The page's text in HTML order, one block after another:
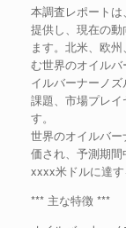
本調査レポート
提供し、現在の
ます。北米、欧
む世界のオイル
イルバーナーノ
課題、市場プレ
す。
世界のオイルバ
価され、予測期
xxxx米ドルに達す
*** 主な特徴 ***